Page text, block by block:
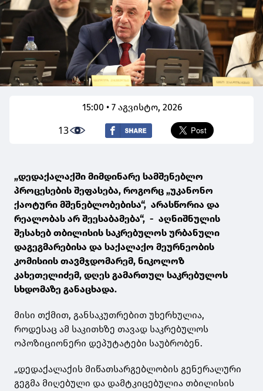
15:00 • 7 აგვისტო, 2026
13
„დედაქალაქში მიმდინარე სამშენებლო
პროცესების შეფასება, როგორც „უკანონო
ქაოტური მშენებლობებისა“, არასწორია და
რეალობას არ შეესაბამება“, - აღნიშნულის
შესახებ თბილისის საკრებულოს ურბანული
დაგეგმარებისა და საქალაქო მეურნეობის
კომისიის თავმჯდომარემ, ნიკოლოზ
კახეთელიძემ, დღეს გამართულ საკრებულოს
სხდომაზე განაცხადა.
მისი თქმით, განსაკუთრებით უხერხულია,
როდესაც ამ საკითხზე თავად საკრებულოს
ოპოზიციონერი დეპუტატები საუბრობენ.
„დედაქალაქის მიწათსარგებლობის გენერალური
გეგმა მიღებული და დამტკიცებულია თბილისის